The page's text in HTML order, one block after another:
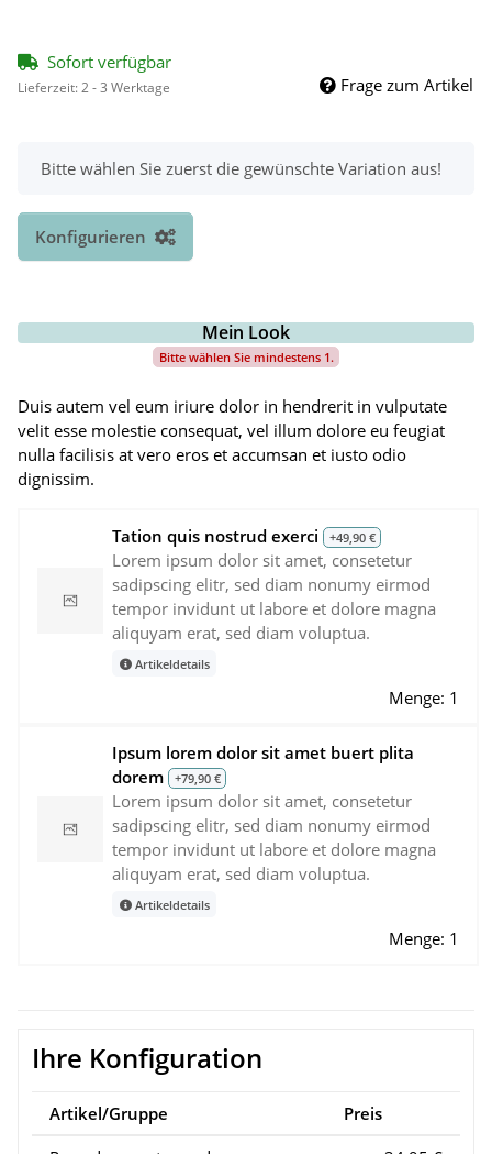
Sofort verfügbar
Lieferzeit:2 - 3 Werktage Frage zum Artikel
x
Bitte wählen Sie zuerst die gewünschte Variation aus!
Konfigurieren
Mein Look
Bitte wählen Sie mindestens 1.
Duis autem vel eum iriure dolor in hendrerit in vulputate
velit esse molestie consequat, vel illum dolore eu feugiat
nulla facilisis at vero eros et accumsan et iusto odio
dignissim.
Tation quis nostrud exerci +49,90 €
Lorem ipsum dolor sit amet, consetetur
sadipscing elitr, sed diam nonumy eirmod
tempor invidunt ut labore et dolore magna
aliquyam erat, sed diam voluptua.
Artikeldetails
Menge: 1
Ipsum lorem dolor sit amet buert plita
dorem
+79,90 €
Lorem ipsum dolor sit amet, consetetur
sadipscing elitr, sed diam nonumy eirmod
tempor invidunt ut labore et dolore magna
aliquyam erat, sed diam voluptua.
Artikeldetails
Menge: 1
Ihre Konfiguration
Artikel/Gruppe
Preis